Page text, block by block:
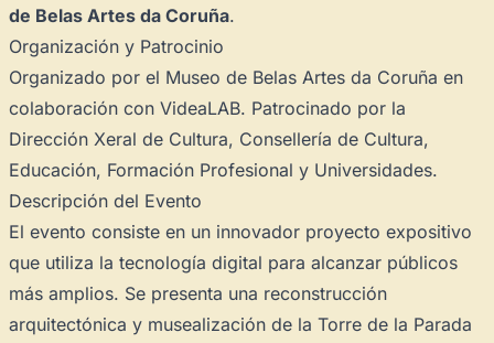
de Belas Artes da Coruña.
Organización y Patrocinio
Organizado por el Museo de Belas Artes da Coruña en
colaboración con VideaLAB. Patrocinado por la
Dirección Xeral de Cultura, Consellería de Cultura,
Educación, Formación Profesional y Universidades.
Descripción del Evento
El evento consiste en un innovador proyecto expositivo
que utiliza la tecnología digital para alcanzar públicos
más amplios. Se presenta una reconstrucción
arquitectónica y musealización de la Torre de la Parada